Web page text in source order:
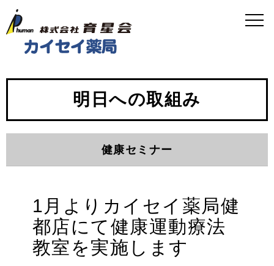
明日への取組み
健康セミナー
1月よりカイセイ薬局健
都店にて健康運動療法
教室を実施します